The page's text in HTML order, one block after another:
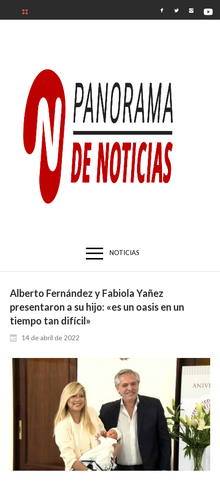
NOTICIAS
Alberto Fernández y Fabiola Yañez
presentaron a su hijo: «es un oasis en un
tiempo tan difícil»
14 de abril de 2022